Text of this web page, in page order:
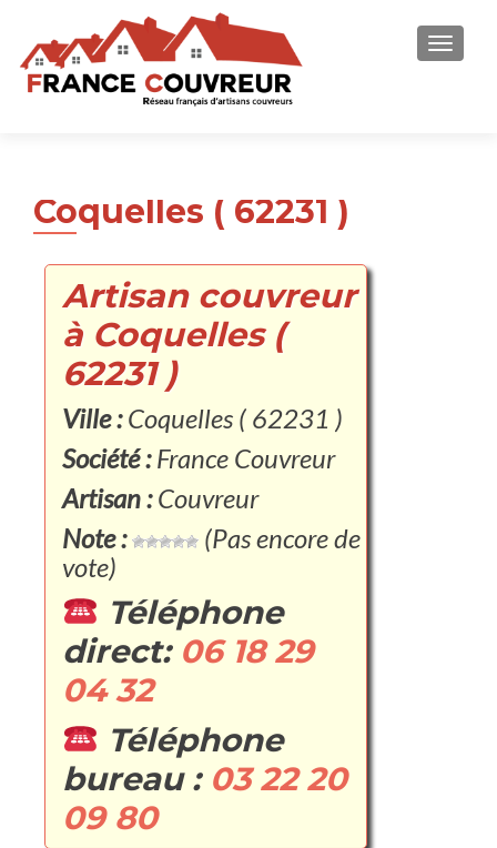
Coquelles ( 62231 )
Artisan couvreur
à Coquelles (
62231 )
Ville :Coquelles ( 62231 )
Société :France Couvreur
Artisan :Couvreur
Note :
(Pas encore de
vote)
Téléphone
direct: 06 18 29
04 32
Téléphone
bureau : 03 22 20
09 80